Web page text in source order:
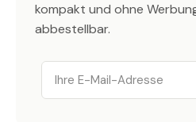
kompakt und ohne
abbestellbar.
Email